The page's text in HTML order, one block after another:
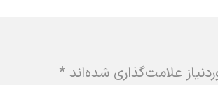
علامت‌گذاری شده‌اند *